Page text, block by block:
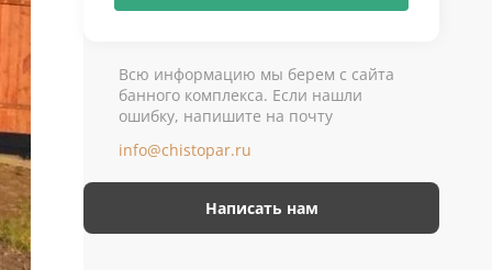
Всю информацию мы берем с сайта
банного комплекса. Если нашли
ошибку, напишите на почту
info@chistopar.ru
Написать нам